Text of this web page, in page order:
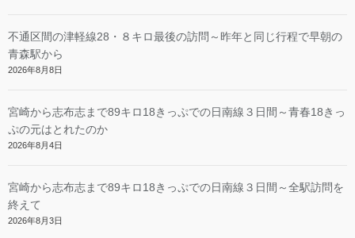
不通区間の津軽線28・８キロ最後の訪問～昨年と同じ行程で早朝の
青森駅から
2026年8月8日
宮崎から志布志まで89キロ18きっぷでの日南線３日間～青春18きっ
ぷの元はとれたのか
2026年8月4日
宮崎から志布志まで89キロ18きっぷでの日南線３日間～全駅訪問を
終えて
2026年8月3日